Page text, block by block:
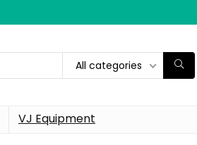
All categories
VJ Equipment